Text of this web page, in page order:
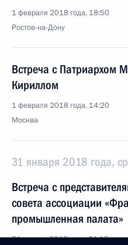
1 февраля 2018 года, 18:50
Ростов-на-Дону
Встреча с Патриархом
Кириллом
1 февраля 2018 года, 14:20
Москва
31 января 2018 года,
Встреча с
совета ассоциации
промышленная палата»
31 января 2018 года, 21:15